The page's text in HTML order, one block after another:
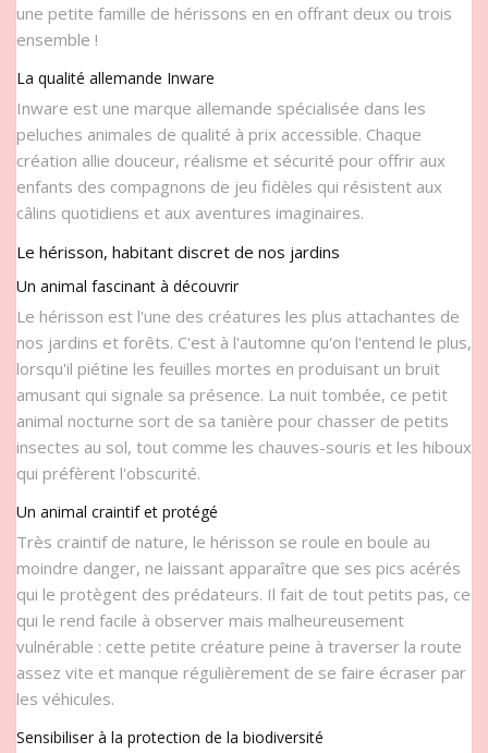
une petite famille de hérissons en en offrant deux ou trois
ensemble !
La qualité allemande Inware
Inware est une marque allemande spécialisée dans les
peluches animales de qualité à prix accessible. Chaque
création allie douceur, réalisme et sécurité pour offrir aux
enfants des compagnons de jeu fidèles qui résistent aux
câlins quotidiens et aux aventures imaginaires.
Le hérisson, habitant discret de nos jardins
Un animal fascinant à découvrir
Le hérisson est l'une des créatures les plus attachantes de
nos jardins et forêts. C'est à l'automne qu'on l'entend le plus,
lorsqu'il piétine les feuilles mortes en produisant un bruit
amusant qui signale sa présence. La nuit tombée, ce petit
animal nocturne sort de sa tanière pour chasser de petits
insectes au sol, tout comme les chauves-souris et les hiboux
qui préfèrent l'obscurité.
Un animal craintif et protégé
Très craintif de nature, le hérisson se roule en boule au
moindre danger, ne laissant apparaître que ses pics acérés
qui le protègent des prédateurs. Il fait de tout petits pas, ce
qui le rend facile à observer mais malheureusement
vulnérable : cette petite créature peine à traverser la route
assez vite et manque régulièrement de se faire écraser par
les véhicules.
Sensibiliser à la protection de la biodiversité